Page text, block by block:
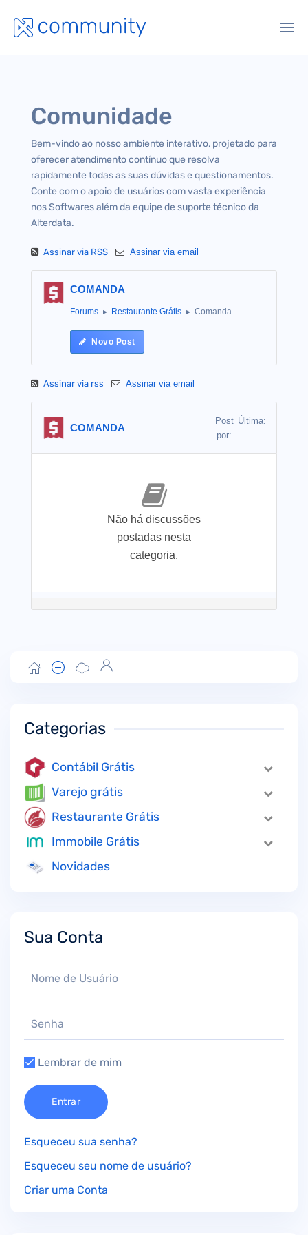
Comunidade
Bem-vindo ao nosso ambiente interativo, projetado para
oferecer atendimento contínuo que resolva
rapidamente todas as suas dúvidas e questionamentos.
Conte com o apoio de usuários com vasta experiência
nos Softwares além da equipe de suporte técnico da
Alterdata.
Assinar via RSS Assinar via email
COMANDA
Forums Restaurante Grátis Comanda
Novo Post
Assinar via rss Assinar via email
COMANDA
Post
por:
Última:
Não há discussões
postadas nesta
categoria.
Categorias
Contábil Grátis
Varejo grátis
Restaurante Grátis
Immobile Grátis
Novidades
Sua Conta
Lembrar de mim
Entrar
Esqueceu sua senha?
Esqueceu seu nome de usuário?
Criar uma Conta